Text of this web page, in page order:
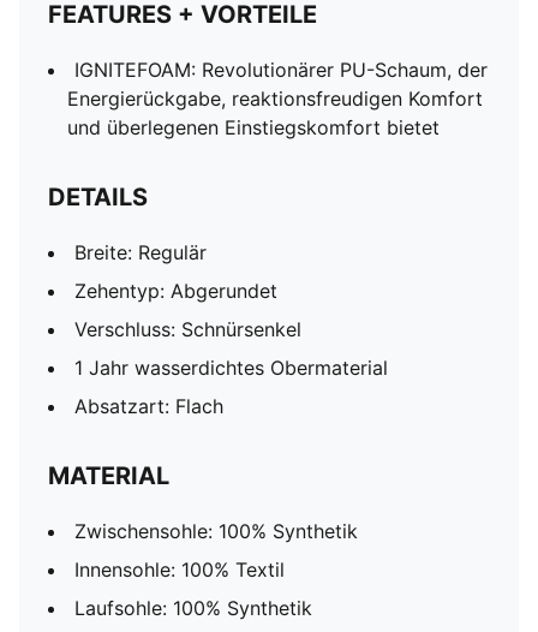
FEATURES + VORTEILE
IGNITEFOAM: Revolutionärer PU-Schaum, der
Energierückgabe, reaktionsfreudigen Komfort
und überlegenen Einstiegskomfort bietet
DETAILS
Breite: Regulär
Zehentyp: Abgerundet
Verschluss: Schnürsenkel
1 Jahr wasserdichtes Obermaterial
Absatzart: Flach
MATERIAL
Zwischensohle: 100% Synthetik
Innensohle: 100% Textil
Laufsohle: 100% Synthetik